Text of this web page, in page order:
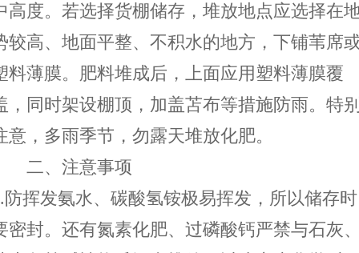
高度。若选择货棚储存，堆放地点应选择在
较高、地面平整、不积水的地方，下铺苇席
料薄膜。肥料堆成后，上面应用塑料薄膜覆
，同时架设棚顶，加盖苫布等措施防雨。特别
意，多雨季节，勿露天堆放化肥。
、注意事项
防挥发氨水、碳酸氢铵极易挥发，所以储存时
密封。还有氮素化肥、过磷酸钙严禁与石灰、